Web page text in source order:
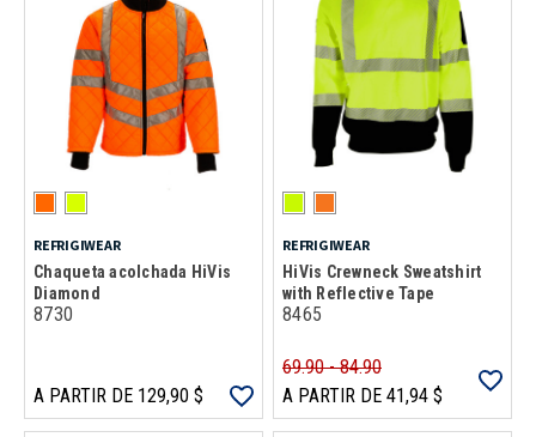
REFRIGIWEAR
Chaqueta acolchada HiVis
Diamond
8730
A PARTIR DE 129,90 $
REFRIGIWEAR
HiVis Crewneck Sweatshirt
with Reflective Tape
8465
69.90 - 84.90
A PARTIR DE 41,94 $